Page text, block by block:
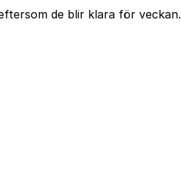
de blir klara för veckan.